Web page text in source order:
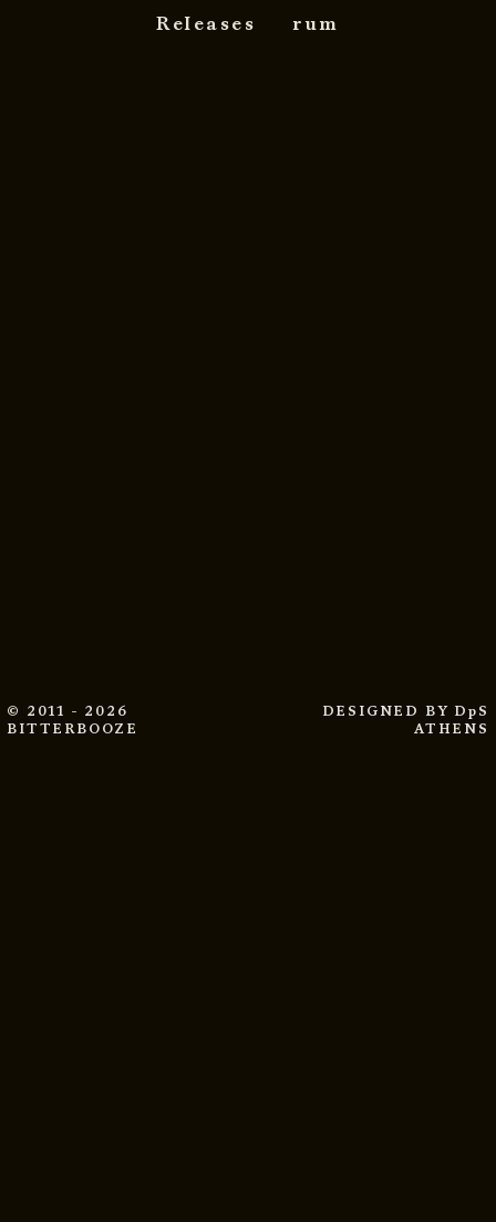
Releases rum
© 2011 - 2026
BITTERBOOZE
DESIGNED BY DpS
ATHENS